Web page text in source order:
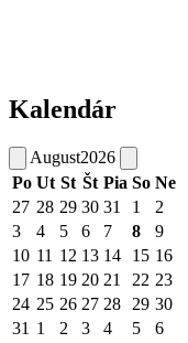
Kalendár
August2026
Po Ut St Št Pia So Ne
27 28 29 30 31 1
2
3
4 5 6 7 8
9
10 11 12 13 14 15 16
17 18 19 20 21 22 23
24 25 26 27 28 29 30
31 1 2 3 4 5 6